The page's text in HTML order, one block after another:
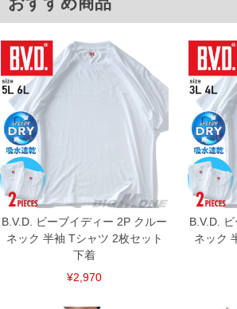
返品交換希望の方は、商品到着後1週間以内にご連絡くだ
※【ボトムの裾上げをご希望の場合】
裾上げ料金は500円+税となります。
備考欄に股下●cmとご記入下さい。（裾上げ無料対象商
上の品が対象。1本5,999円以下の商品は有料（500円+税）
出荷まで約1週間～20日間程お時間を頂く場合がございま
尚、裾上げした商品は返品・交換不可となりますので、予
一部、お直しに対応出来ない商品がございます。(例：裾
いている、極端なデザインが施されている等)
※商品によって若干のサイズの誤差がございます。また
ンピュータ画面）によって、商品の色味が若干異なる場
ください。
※当店での掲載商品は、実店鋪と在庫を共用しておりま
舗からのお取り寄せ等により、お客様にご迷惑をお掛
す。そのようなことがない様最大限に努めておりますが
連絡させて頂きますので予めご了承ください。
ITEM INTRODUCTION
B.V.D. ビーブイディー 2P クルー
ネック 半袖 Tシャツ 2枚セット
下着
¥2,970
B.V.D.
ネック